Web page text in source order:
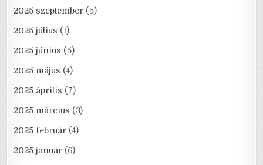
2025 szeptember (5)
2025 július (1)
2025 június (5)
2025 május (4)
2025 április (7)
2025 március (3)
2025 február (4)
2025 január (6)